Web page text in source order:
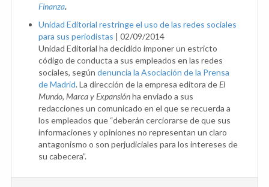
Finanza.
Unidad Editorial restringe el uso de las redes sociales
para sus periodistas | 02/09/2014
Unidad Editorial ha decidido imponer un estricto
código de conducta a sus empleados en las redes
sociales, según denuncia la Asociación de la Prensa
de Madrid. La dirección de la empresa editora deEl
Mundo, Marca y Expansiónha enviado a sus
redacciones un comunicado en el que se recuerda a
los empleados que “deberán cerciorarse de que sus
informaciones y opiniones no representan un claro
antagonismo o son perjudiciales para los intereses de
su cabecera”.